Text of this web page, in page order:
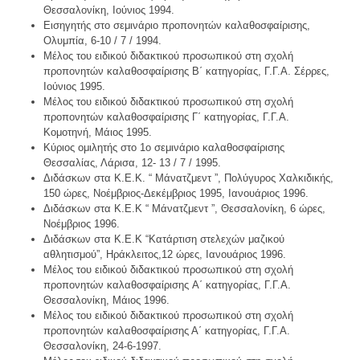
Θεσσαλονίκη, Ιούνιος 1994.
Εισηγητής στο σεμινάριο προπονητών καλαθοσφαίρισης,
Ολυμπία, 6-10 / 7 / 1994.
Μέλος του ειδικού διδακτικού προσωπικού στη σχολή
προπονητών καλαθοσφαίρισης Β΄ κατηγορίας, Γ.Γ.Α. Σέρρες,
Ιούνιος 1995.
Μέλος του ειδικού διδακτικού προσωπικού στη σχολή
προπονητών καλαθοσφαίρισης Γ΄ κατηγορίας, Γ.Γ.Α.
Κομοτηνή, Μάιος 1995.
Κύριος ομιλητής στο 1ο σεμινάριο καλαθοσφαίρισης
Θεσσαλίας, Λάρισα, 12- 13 / 7 / 1995.
Διδάσκων στα Κ.Ε.Κ. “ Μάνατζμεντ ”, Πολύγυρος Χαλκιδικής,
150 ώρες, Νοέμβριος-Δεκέμβριος 1995, Ιανουάριος 1996.
Διδάσκων στα Κ.Ε.Κ “ Μάνατζμεντ ”, Θεσσαλονίκη, 6 ώρες,
Νοέμβριος 1996.
Διδάσκων στα Κ.Ε.Κ “Κατάρτιση στελεχών μαζικού
αθλητισμού”, Ηράκλειτος,12 ώρες, Ιανουάριος 1996.
Μέλος του ειδικού διδακτικού προσωπικού στη σχολή
προπονητών καλαθοσφαίρισης A΄ κατηγορίας, Γ.Γ.Α.
Θεσσαλονίκη, Μάιος 1996.
Μέλος του ειδικού διδακτικού προσωπικού στη σχολή
προπονητών καλαθοσφαίρισης Α΄ κατηγορίας, Γ.Γ.Α.
Θεσσαλονίκη, 24-6-1997.